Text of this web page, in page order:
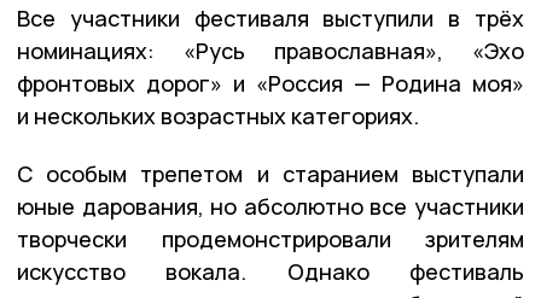
Все участники фестиваля выступили в трёх
номинациях: «Русь православная», «Эхо
фронтовых дорог» и «Россия — Родина моя»
и нескольких возрастных категориях.
С особым трепетом и старанием выступали
юные дарования, но абсолютно все участники
творчески продемонстрировали зрителям
искусство вокала. Однако фестиваль